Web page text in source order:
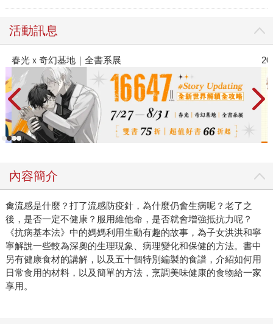
活動訊息
2026金石堂暑假漫博〈你好，我吃一點〉第二波
內容簡介
禽流感是什麼？打了流感防疫針，為什麼仍會生病呢？老了之
後，是否一定不健康？服用維他命，是否就會增強抵抗力呢？
《抗病基本法》中的媽媽利用生動有趣的故事，為子女洪洪和寧
寧解說一些較為深奧的生理現象、病理變化和保健的方法。書中
另有健康食材的講解，以及五十個特別編製的食譜，介紹如何用
日常食用的材料，以及簡單的方法，烹調美味健康的食物給一家
享用。